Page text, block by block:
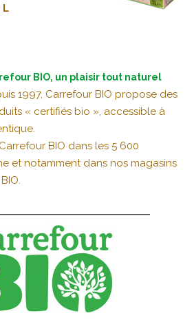
L
BIO, un plaisir tout naturel
1997, Carrefour BIO propose des
« certifiés bio », accessible à
BIO dans les 5 600
et notamment dans nos magasins